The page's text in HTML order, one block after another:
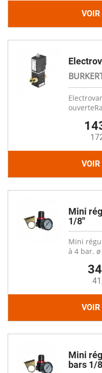
VOIR
VOIR
Mini
1/8''
Mini
à 4 bar.
VOIR
Mini
bars 1/